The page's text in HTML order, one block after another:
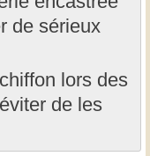
de sérieux
lors des
de les